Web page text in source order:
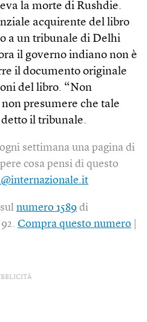
la morte di Rushdie.
acquirente del libro
a un tribunale di Delhi
il governo indiano non è
il documento originale
del libro. “Non
presumere che tale
il tribunale.
settimana una pagina di
cosa pensi di questo
numero 1589 di
Compra questo numero